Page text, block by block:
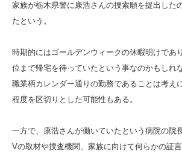
家族が栃木県警に康浩さんの捜索願を提出した
たという。
時期的にはゴールデンウィークの休暇明けであ
位まで帰宅を待っていたという事なのかもしれ
職業柄カレンダー通りの勤務であることは考え
程度を区切りとした可能性もある。
一方で、康浩さんが働いていたという病院の院
Vの取材や捜査機関、家族に向けて何らかの証